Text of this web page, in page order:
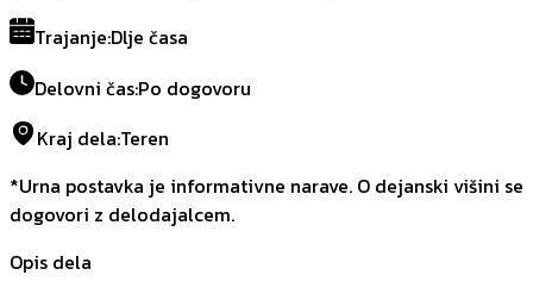
Trajanje:Dlje časa
Delovni čas:Po dogovoru
Kraj dela:Teren
*Urna postavka je informativne narave. O dejanski višini se
dogovori z delodajalcem.
Opis dela